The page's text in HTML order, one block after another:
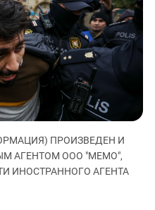
ЗА ПАЛЕСТИНУ
В ЧЕЧНЕ
АКТИВИСТОВ
И ПРОТЕСТЫ
ПРОИЗВЕДЕН И
АГЕНТОМ ООО "МЕМО",
ИНОСТРАННОГО АГЕНТА